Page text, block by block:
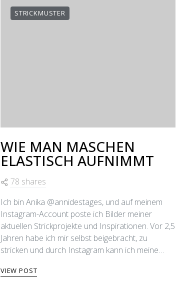
WIE MAN MASCHEN
ELASTISCH AUFNIMMT
Ich bin Anika @annidestages, und auf meinem
Instagram-Account poste ich Bilder meiner
aktuellen Strickprojekte und Inspirationen. Vor 2,5
Jahren habe ich mir selbst beigebracht, zu